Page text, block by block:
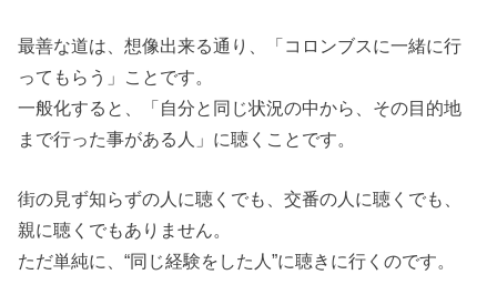
最善な道は、想像出来る通り、「コロンブスに一緒に行
ってもらう」ことです。
一般化すると、「自分と同じ状況の中から、その目的地
まで行った事がある人」に聴くことです。
街の見ず知らずの人に聴くでも、交番の人に聴くでも、
親に聴くでもありません。
ただ単純に、“同じ経験をした人”に聴きに行くのです。